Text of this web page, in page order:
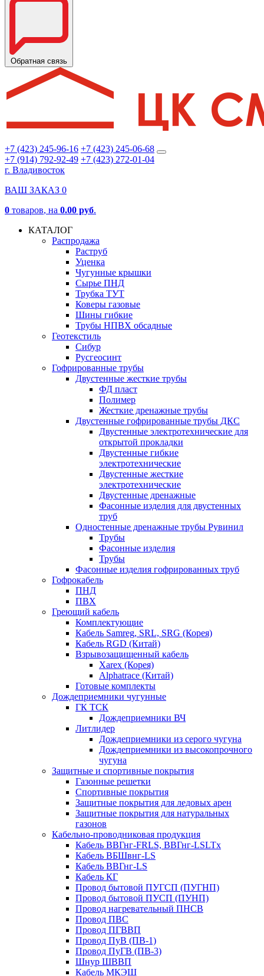
Обратная связь
+7 (423) 245-96-16 +7 (423) 245-06-68
+7 (914) 792-92-49 +7 (423) 272-01-04
г. Владивосток
ВАШ ЗАКАЗ 0
0 товаров, на 0.00 руб.
КАТАЛОГ
Распродажа
Раструб
Уценка
Чугунные крышки
Сырье ПНД
Трубка ТУТ
Коверы газовые
Шины гибкие
Трубы НПВХ обсадные
Геотекстиль
Сибур
Русгеосинт
Гофрированные трубы
Двустенные жесткие трубы
ФД пласт
Полимер
Жесткие дренажные трубы
Двустенные гофрированные трубы ДКС
Двустенные электротехнические для
открытой прокладки
Двустенные гибкие
электротехнические
Двустенные жесткие
электротехнические
Двустенные дренажные
Фасонные изделия для двустенных
труб
Одностенные дренажные трубы Рувинил
Трубы
Фасонные изделия
Трубы
Фасонные изделия гофрированных труб
Гофрокабель
ПНД
ПВХ
Греющий кабель
Комплектующие
Кабель Samreg, SRL, SRG (Корея)
Кабель RGD (Китай)
Взрывозащищенный кабель
Xarex (Корея)
Alphatrace (Китай)
Готовые комплекты
Дождеприемники чугунные
ГК ТСК
Дождеприемники ВЧ
Литлидер
Дождеприемники из серого чугуна
Дождеприемники из высокопрочного
чугуна
Защитные и спортивные покрытия
Газонные решетки
Спортивные покрытия
Защитные покрытия для ледовых арен
Защитные покрытия для натуральных
газонов
Кабельно-проводниковая продукция
Кабель ВВГнг-FRLS, ВВГнг-LSLTx
Кабель ВБШвнг-LS
Кабель ВВГнг-LS
Кабель КГ
Провод бытовой ПУГСП (ПУГНП)
Провод бытовой ПУСП (ПУНП)
Провод нагревательный ПНСВ
Провод ПВС
Провод ПГВВП
Провод ПуВ (ПВ-1)
Провод ПуГВ (ПВ-3)
Шнур ШВВП
Кабель МКЭШ